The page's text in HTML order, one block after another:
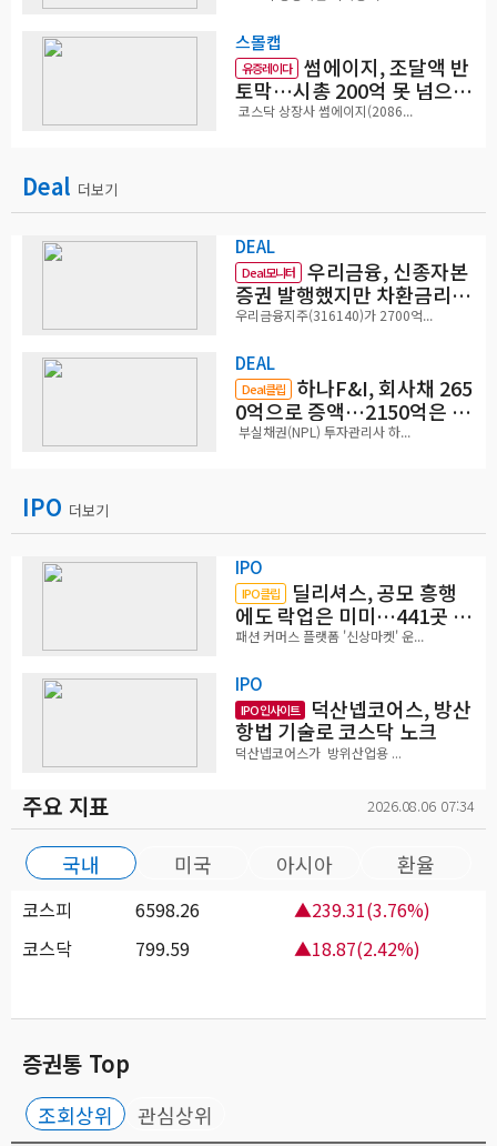
스몰캡
유증레이다 썸에이지, 조달액 반
토막…시총 200억 못 넘으면
철회
코스닥 상장사 썸에이지(2086...
Deal 더보기
DEAL
Deal모니터 우리금융, 신종자본
증권 발행했지만 차환금리
'부담'
우리금융지주(316140)가 2700억...
DEAL
Deal클립 하나F&I, 회사채 265
0억으로 증액…2150억은 차
환
부실채권(NPL) 투자관리사 하...
IPO 더보기
IPO
IPO클립 딜리셔스, 공모 흥행
에도 락업은 미미…441곳 중
확약 5곳
패션 커머스 플랫폼 '신상마켓' 운...
IPO
IPO 인사이트 덕산넵코어스, 방산
항법 기술로 코스닥 노크
덕산넵코어스가 방위산업용 ...
주요 지표 2026.08.06 07:34
국내 미국 아시아 환율
코스피 6598.26
▲239.31(3.76%)
코스닥
799.59 ▲18.87(2.42%)
증권통 Top
조회상위 관심상위